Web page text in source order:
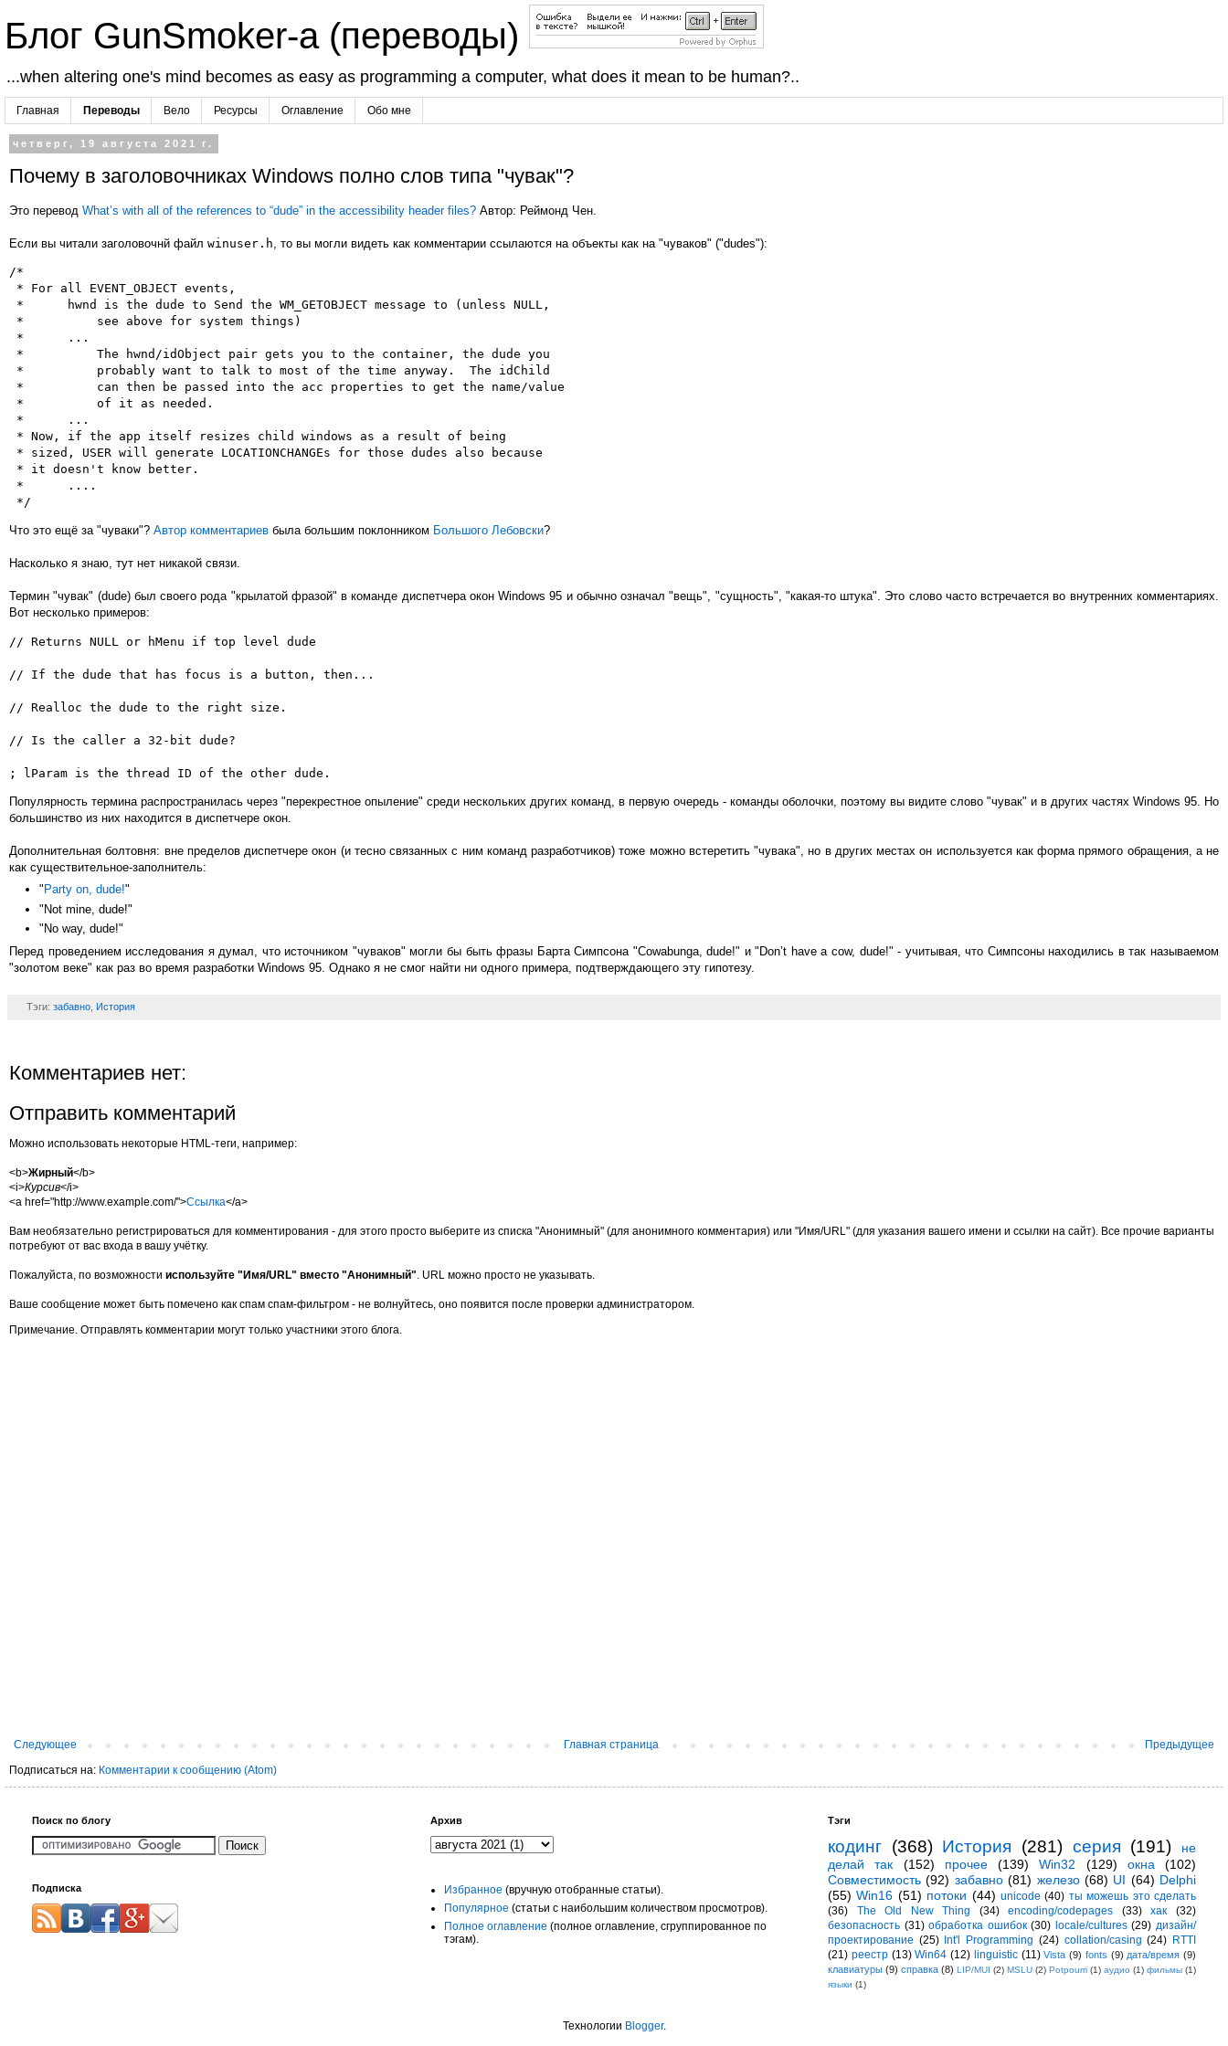
Блог GunSmoker-а (переводы)
...when altering one's mind becomes as easy as programming a computer, what does it mean to be human?..
Главная Переводы Вело Ресурсы Оглавление Обо мне
четверг, 19 августа 2021 г.
Почему в заголовочниках Windows полно слов типа "чувак"?
Это перевод What’s with all of the references to “dude” in the accessibility header files? Автор: Реймонд Чен.
Если вы читали заголовочнй файл winuser.h, то вы могли видеть как комментарии ссылаются на объекты как на "чуваков" ("dudes"):
/*
* For all EVENT_OBJECT events,
*      hwnd is the dude to Send the WM_GETOBJECT message to (unless NULL,
*          see above for system things)
*      ...
*          The hwnd/idObject pair gets you to the container, the dude you
*          probably want to talk to most of the time anyway.  The idChild
*          can then be passed into the acc properties to get the name/value
*          of it as needed.
*      ...
* Now, if the app itself resizes child windows as a result of being
* sized, USER will generate LOCATIONCHANGEs for those dudes also because
* it doesn't know better.
*      ....
*/
Что это ещё за "чуваки"? Автор комментариев была большим поклонником Большого Лебовски?
Насколько я знаю, тут нет никакой связи.
Термин "чувак" (dude) был своего рода "крылатой фразой" в команде диспетчера окон Windows 95 и обычно означал "вещь", "сущность", "какая-то штука". Это слово часто встречается во внутренних комментариях.
Вот несколько примеров:
// Returns NULL or hMenu if top level dude
// If the dude that has focus is a button, then...
// Realloc the dude to the right size.
// Is the caller a 32-bit dude?
; lParam is the thread ID of the other dude.
Популярность термина распространилась через "перекрестное опыление" среди нескольких других команд, в первую очередь - команды оболочки, поэтому вы видите слово "чувак" и в других частях Windows 95. Но
большинство из них находится в диспетчере окон.
Дополнительная болтовня: вне пределов диспетчере окон (и тесно связанных с ним команд разработчиков) тоже можно встеретить "чувака", но в других местах он используется как форма прямого обращения, а не
как существительное-заполнитель:
" Party on, dude!"
"Not mine, dude!"
"No way, dude!"
Перед проведением исследования я думал, что источником "чуваков" могли бы быть фразы Барта Симпсона "Cowabunga, dude!" и "Don’t have a cow, dude!" - учитывая, что Симпсоны находились в так называемом
"золотом веке" как раз во время разработки Windows 95. Однако я не смог найти ни одного примера, подтверждающего эту гипотезу.
Тэги: забавно, История
Комментариев нет:
Отправить комментарий
Можно использовать некоторые HTML-теги, например:
<b>Жирный</b>
<i>Курсив</i>
<a href="http://www.example.com/">Ссылка</a>
Вам необязательно регистрироваться для комментирования - для этого просто выберите из списка "Анонимный" (для анонимного комментария) или "Имя/URL" (для указания вашего имени и ссылки на сайт). Все прочие варианты
потребуют от вас входа в вашу учётку.
Пожалуйста, по возможности используйте "Имя/URL" вместо "Анонимный" . URL можно просто не указывать.
Ваше сообщение может быть помечено как спам спам-фильтром - не волнуйтесь, оно появится после проверки администратором.
Примечание. Отправлять комментарии могут только участники этого блога.
Следующее Предыдущее
Главная страница
Подписаться на: Комментарии к сообщению (Atom)
Поиск по блогу
Подписка
Архив
Избранное (вручную отобранные статьи).
Популярное (статьи с наибольшим количеством просмотров).
Полное оглавление (полное оглавление, сгруппированное по
тэгам).
Тэги
кодинг (368) История (281) серия (191)
не
делай так
(152) прочее (139) Win32 (129) окна
(102)
Совместимость (92) забавно (81) железо (68) UI (64) Delphi
(55) Win16 (51) потоки (44) unicode (40) ты можешь это сделать
(36)
The Old New Thing (34) encoding/codepages (33) хак
(32)
безопасность (31) обработка ошибок (30) locale/cultures (29) дизайн/
проектирование (25) Int'l Programming (24) collation/casing (24) RTTI
(21) реестр (13) Win64 (12) linguistic (11) Vista (9) fonts (9) дата/время (9)
клавиатуры (9) справка (8) LIP/MUI (2) MSLU (2) Potpourri (1) аудио (1) фильмы (1)
языки (1)
Технологии Blogger.